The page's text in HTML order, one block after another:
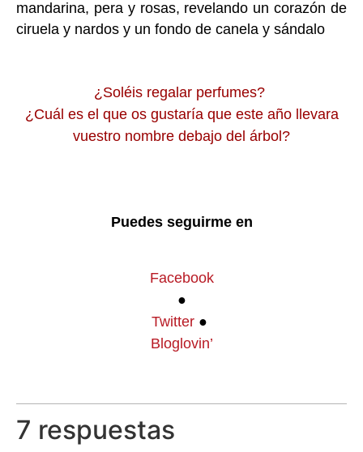
mandarina, pera y rosas, revelando un corazón de
ciruela y nardos y un fondo de canela y sándalo
¿Soléis regalar perfumes?
¿Cuál es el que os gustaría que este año llevara
vuestro nombre debajo del árbol?
Puedes seguirme en
Facebook
●
Twitter ●
Bloglovin’
7 respuestas